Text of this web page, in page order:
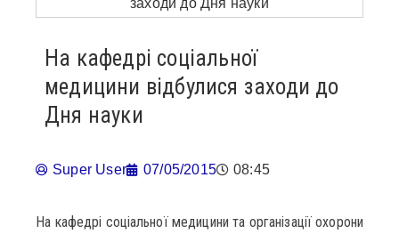
На кафедрі соціальної
медицини відбулися заходи до
Дня науки
Super User 07/05/2015 08:45
На кафедрі соціальної медицини та організації охорони